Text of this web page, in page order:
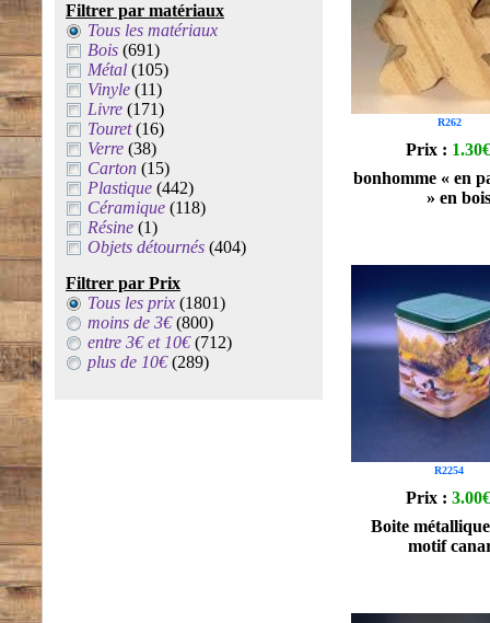
Filtrer par matériaux
Tous les matériaux
Bois (691)
Métal (105)
Vinyle (11)
Livre (171)
Touret(16)
Verre (38)
Carton (15)
Plastique (442)
Céramique (118)
Résine (1)
Objets détournés (404)
Filtrer par Prix
Tous les prix (1801)
moins de 3€(800)
entre 3€ et 10€(712)
plus de 10€(289)
R262
Prix : 1.30€
bonhomme « en
» en bois
R2254
Prix : 3.00€
Boite
motif